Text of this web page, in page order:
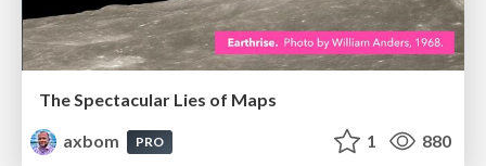
The Spectacular Lies of Maps
axbom
PRO 1 880